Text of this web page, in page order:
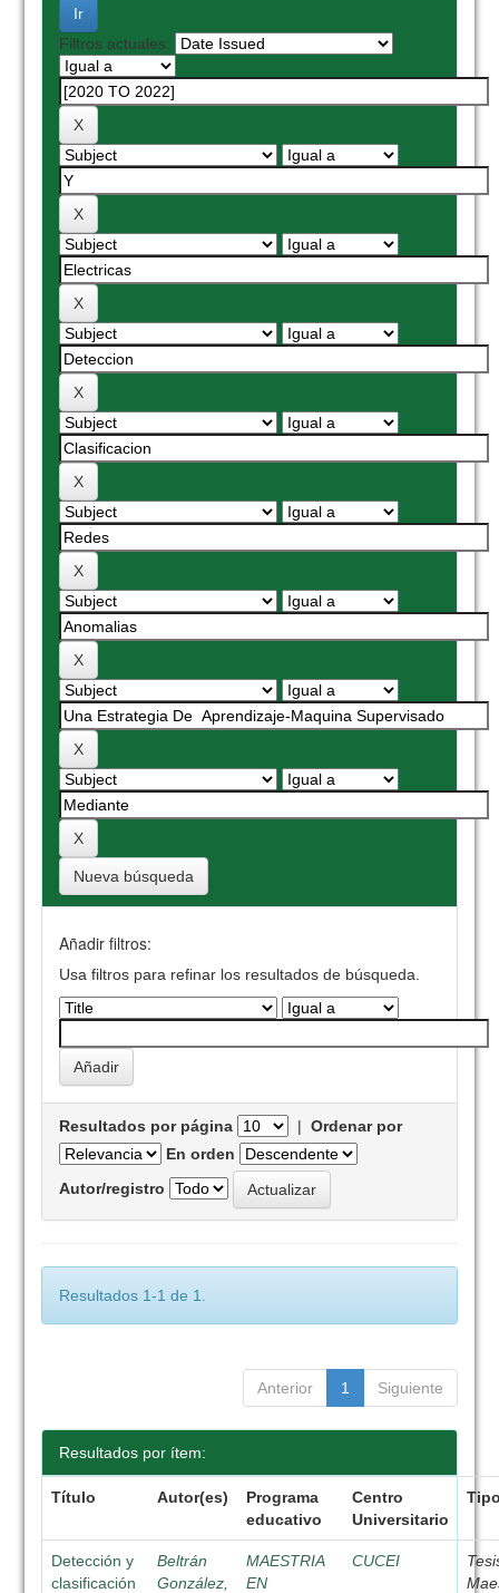
Filtros actuales:
Nueva búsqueda
Añadir filtros:
Usa filtros para refinar los resultados de búsqueda.
Resultados por página |Ordenar por
En orden
Autor/registro
Resultados 1-1 de 1.
Anterior 1 Siguiente
Resultados por ítem:
Título Autor(es)
Programa
educativo
Centro
Universitario
Detección y
clasificación
Beltrán
González,
MAESTRIA
EN
CUCEI